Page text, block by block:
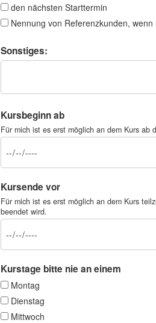
den nächsten Starttermin
Nennung von Referenzkunden, wenn
Sonstiges:
Kursbeginn ab
Für mich ist es erst möglich an dem Kurs ab
Kursende vor
Für mich ist es erst möglich an dem Kurs
beendet wird.
Kurstage bitte nie an einem
Montag
Dienstag
Mittwoch